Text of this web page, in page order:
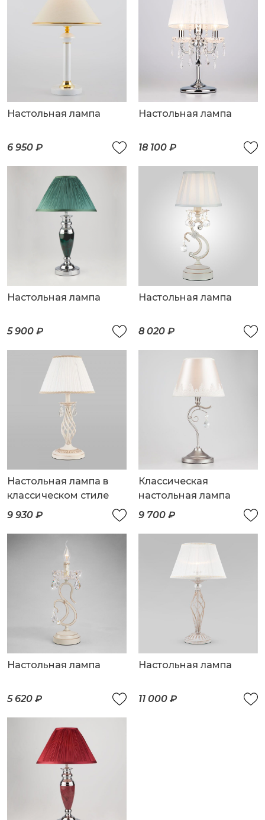
Настольная лампа
6 950 ₽
Настольная лампа
18 100 ₽
Настольная лампа
5 900 ₽
Настольная лампа
8 020 ₽
Настольная лампа в
классическом стиле
9 930 ₽
Классическая
настольная лампа
9 700 ₽
Настольная лампа
5 620 ₽
Настольная лампа
11 000 ₽